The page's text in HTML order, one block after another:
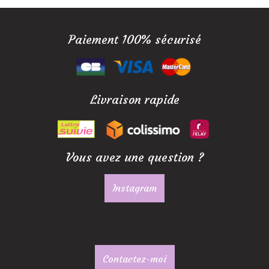
Paiement 100% sécurisé
Livraison rapide
Vous avez une question ?
Instagram
Contactez-moi